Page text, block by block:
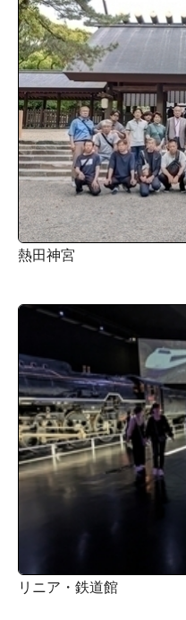
熱田神宮
リニア・鉄道館